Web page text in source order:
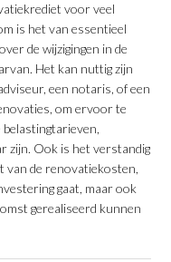
voor veel
is het van essentieel
de wijzigingen in de
Het kan nuttig zijn
een notaris, of een
om ervoor te
zijn. Ook is het verstandig
van de renovatiekosten,
gaat, maar ook
gerealiseerd kunnen